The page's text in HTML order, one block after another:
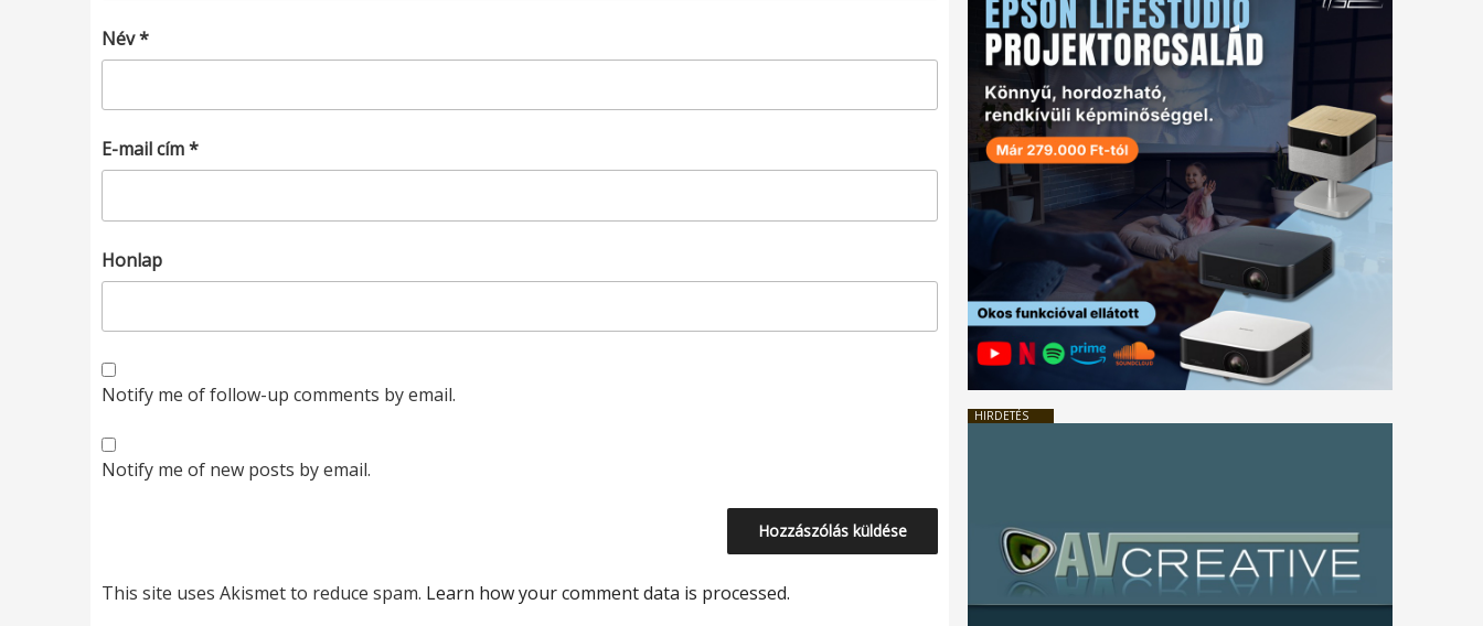
Név*
E-mail cím*
Honlap
Notify me of follow-up comments by email.
Notify me of new posts by email.
This site uses Akismet to reduce spam. Learn how your comment data is processed.
HIRDETÉS